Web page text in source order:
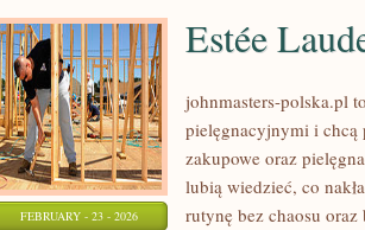
FEBRUARY - 23 - 2026
Estée
johnmasters-polska.pl
pielęgnacyjnymi i chcą
zakupowe oraz
lubią wiedzieć, co
rutynę bez chaosu